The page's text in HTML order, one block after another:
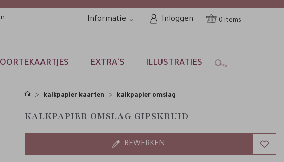
Informatie Inloggen 0
EXTRA'S ILLUSTRATIES
kalkpapier kaarten kalkpapier omslag
KALKPAPIER OMSLAG GIPSKRUID
BEWERKEN